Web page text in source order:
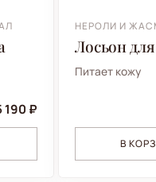
190 ₽
НЕРОЛИ И
Лосьон
Питает кожу
В